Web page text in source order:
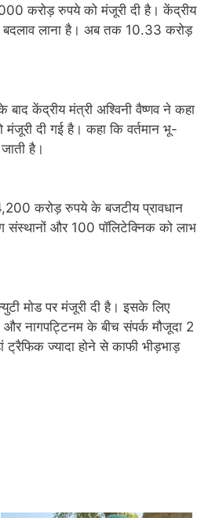
करोड़ रुपये को मंजूरी दी है। केंद्रीय
बदलाव लाना है। अब तक 10.33 करोड़
केंद्रीय मंत्री अश्विनी वैष्णव ने कहा
दी गई है। कहा कि वर्तमान भू-
है।
करोड़ रुपये के बजटीय प्रावधान
संस्थानों और 100 पॉलिटेक्निक को लाभ
मोड पर मंजूरी दी है। इसके लिए
और नागपट्टिनम के बीच संपर्क मौजूदा 2
ट्रैफिक ज्यादा होने से काफी भीड़भाड़